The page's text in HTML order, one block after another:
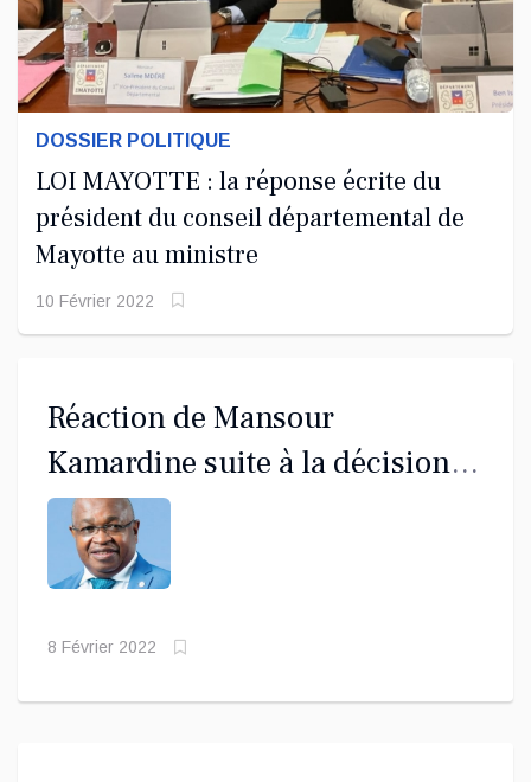
DOSSIER POLITIQUE
LOI MAYOTTE : la réponse écrite du
président du conseil départemental de
Mayotte au ministre
10 Février 2022
Réaction de Mansour
Kamardine suite à la décision
du tribunal administratif
concernant l'élection sur le
canton de Sada
8 Février 2022